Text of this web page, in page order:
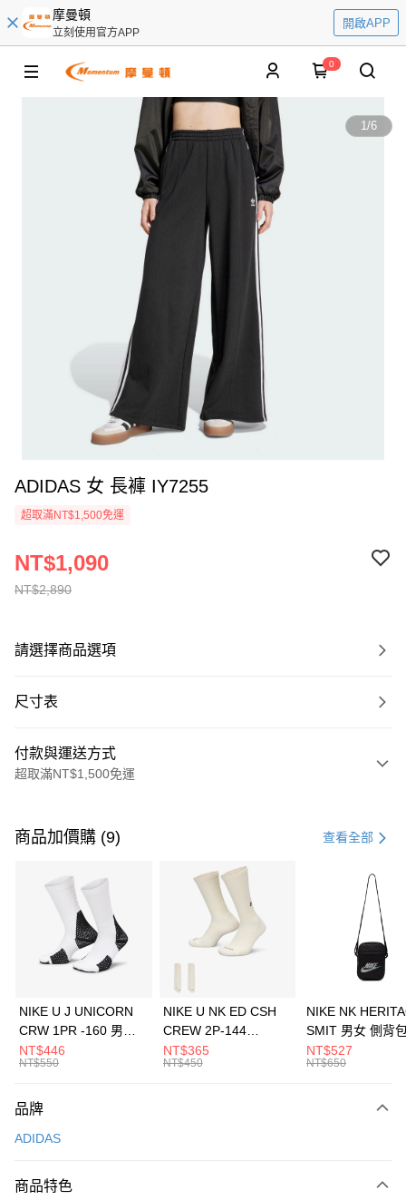
摩曼頓
立刻使用官方APP
開啟APP
0
1/6
ADIDAS 女 長褲 IY7255
超取滿NT$1,500免運
NT$2,890
NT$1,090
請選擇商品選項
尺寸表
付款與運送方式
超取滿NT$1,500免運
信用卡一次付款
3 期 0 利率 每期 21家銀行
合作金庫商業銀行
第一商業銀行
華南商業銀行
彰化商業銀行
上海商業儲蓄銀行
元大商業銀行
台灣樂天信用卡公司
Apple Pay
全盈+PAY
AFTEE先享後付
【關於「AFTEE先享後付」】
便利好安心！
３．安心：先確認商品／服務後，再付款。
運送方式
每筆NT$100，滿NT$1,500(含以上)免運費
商品加價購 (9) 查看全部
NIKE U J UNICORN
CRW 1PR -160 男女
中統襪 FZ3393100
NT$446
NT$550
NIKE U NK ED CSH
CREW 2P-144
EMBRDY 男女 短統襪
FZ3073133
NT$365
NT$450
NIKE NK
SMIT 男女 側背
BA5871010
NT$527
NT$650
品牌
ADIDAS
商品特色